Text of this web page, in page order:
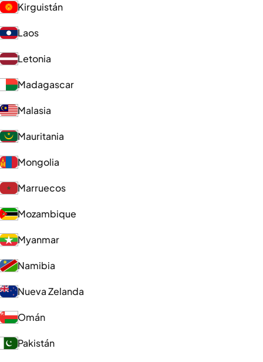
Kirguistán
Laos
Letonia
Madagascar
Malasia
Mauritania
Mongolia
Marruecos
Mozambique
Myanmar
Namibia
Nueva Zelanda
Omán
Pakistán